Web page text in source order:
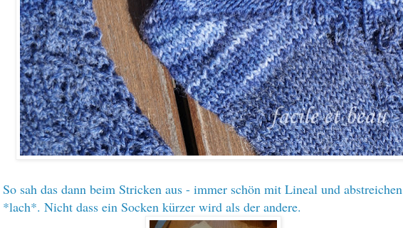
So sah das dann beim Stricken aus - immer schön mit Lineal und abstreichen
*lach*. Nicht dass ein Socken kürzer wird als der andere.